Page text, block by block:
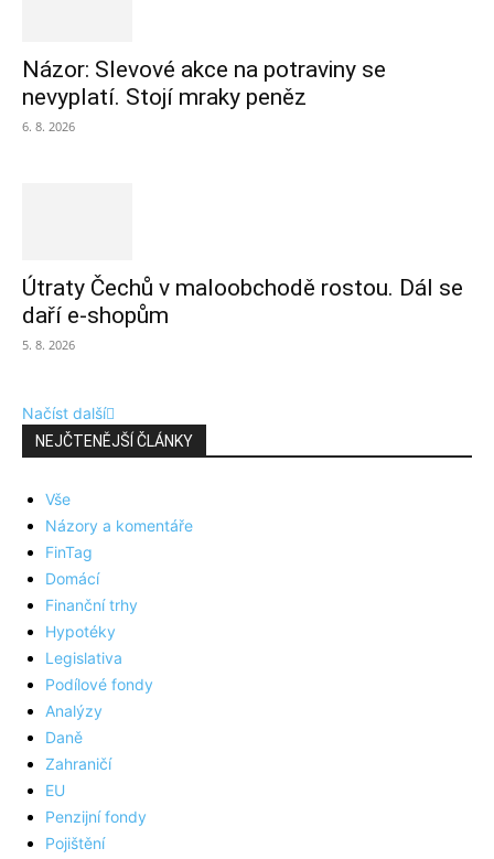
Názor: Slevové akce na potraviny se
nevyplatí. Stojí mraky peněz
6. 8. 2026
Útraty Čechů v maloobchodě rostou. Dál se
daří e-shopům
5. 8. 2026
Načíst další
NEJČTENĚJŠÍ ČLÁNKY
Vše
Názory a komentáře
FinTag
Domácí
Finanční trhy
Hypotéky
Legislativa
Podílové fondy
Analýzy
Daně
Zahraničí
EU
Penzijní fondy
Pojištění